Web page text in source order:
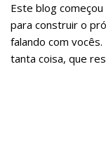
Este blog
para construir o
falando com
tanta coisa, que